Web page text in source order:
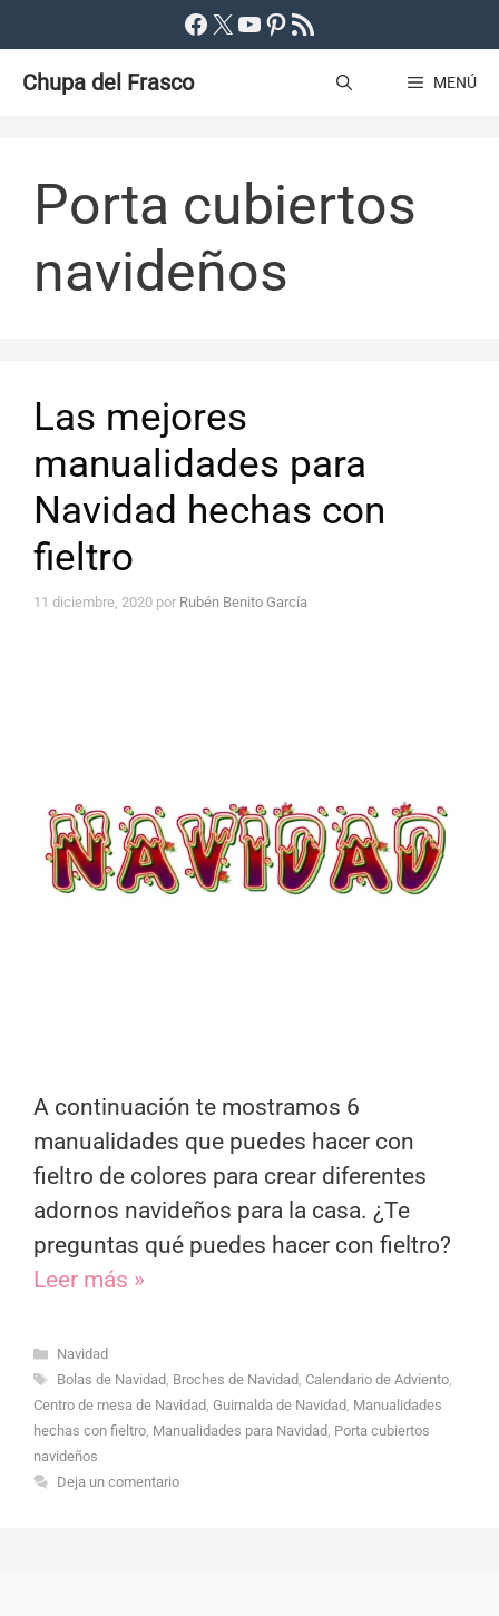
al
contenido
Facebook
X YouTube
Pinterest
Feed RSS
Chupa del Frasco MENÚ
Porta cubiertos
navideños
Las mejores
manualidades para
Navidad hechas con
fieltro
11 diciembre, 2020 por Rubén Benito García
A continuación te mostramos 6
manualidades que puedes hacer con
fieltro de colores para crear diferentes
adornos navideños para la casa. ¿Te
preguntas qué puedes hacer con fieltro?
Leer más »
Categorías
Navidad
Etiquetas
Bolas de Navidad, Broches de Navidad, Calendario de Adviento,
Centro de mesa de Navidad, Guirnalda de Navidad, Manualidades
hechas con fieltro, Manualidades para Navidad, Porta cubiertos
navideños
Deja un comentario